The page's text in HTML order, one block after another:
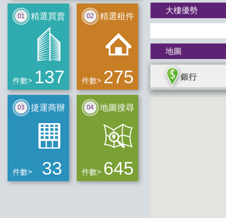
精選買賣
件數> 137
精選租件
件數> 275
捷運商辦
件數> 33
地圖搜尋
件數> 645
大樓優勢
地圖
銀行